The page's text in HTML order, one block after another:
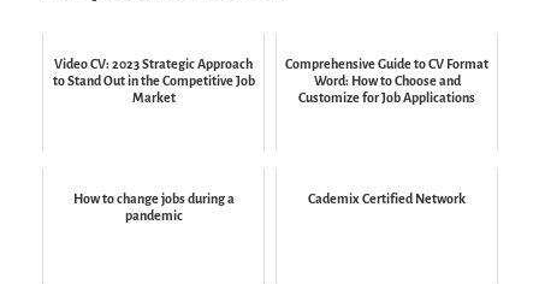
Video CV: 2023 Strategic Approach
to Stand Out in the Competitive Job
Market
Comprehensive Guide to CV Format
Word: How to Choose and
Customize for Job Applications
How to change jobs during a
pandemic
Cademix Certified Network